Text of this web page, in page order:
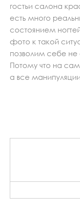
гостьи салона
есть много
состоянием
фото к такой
позволим себе
Потому что на
а все